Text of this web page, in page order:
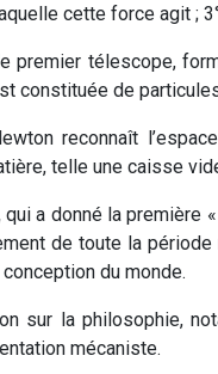
cette force agit ;
premier télescope,
constituée de
reconnaît
telle une caisse
qui a donné la
de toute la
du monde.
sur la philosophie,
mécaniste.